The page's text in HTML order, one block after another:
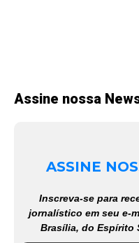
Assine nossa
ASSINE
Inscreva-se para
jornalístico em seu e-
Brasília, do Espírito